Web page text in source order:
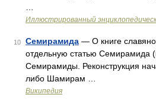
Иллюстрированный
10 Семирамида — О книге
отдельную статью Семирамида
Семирамиды. Реконструкция
либо Шамирам …
Википедия